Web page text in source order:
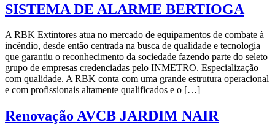
SISTEMA DE ALARME BERTIOGA
A RBK Extintores atua no mercado de equipamentos de combate à
incêndio, desde então centrada na busca de qualidade e tecnologia
que garantiu o reconhecimento da sociedade fazendo parte do seleto
grupo de empresas credenciadas pelo INMETRO. Especialização
com qualidade. A RBK conta com uma grande estrutura operacional
e com profissionais altamente qualificados e o […]
Renovação AVCB JARDIM NAIR